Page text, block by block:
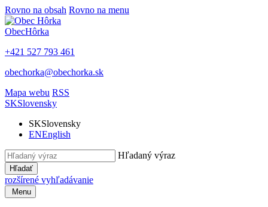
Rovno na obsah Rovno na menu
ObecHôrka
+421 527 793 461
obechorka@obechorka.sk
Mapa webu RSS
SKSlovensky
SKSlovensky
ENEnglish
Hľadaný výraz
Hľadať
rozšírené vyhľadávanie
Menu